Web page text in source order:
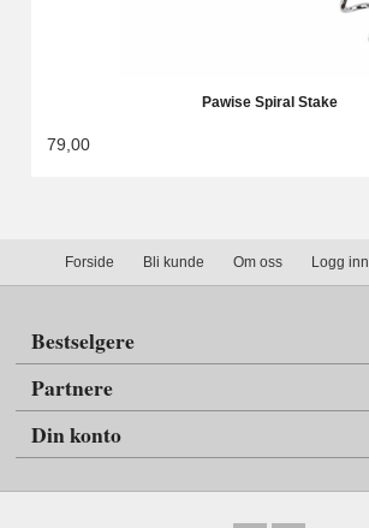
Pawise Spiral Stake
79,00
Forside Bli kunde Om oss Logg inn
Bestselgere
Partnere
Din konto